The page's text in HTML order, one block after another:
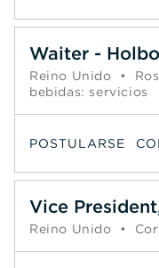
Waiter -
Reino Unido •
bebidas: servicios
POSTULARSE
Vice
Reino Unido •